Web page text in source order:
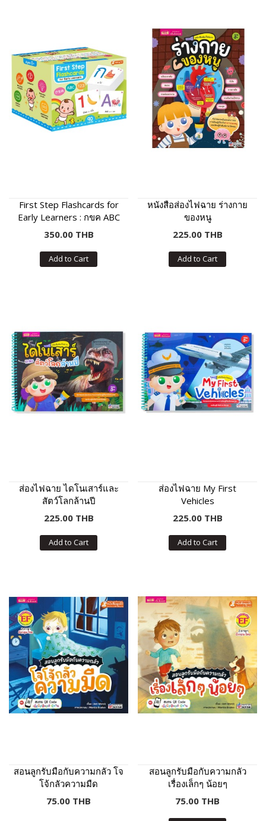
First Step Flashcards for
Early Learners : กขค ABC
123
350.00 THB
Add to Cart
หนังสือส่องไฟฉาย ร่างกาย
ของหนู
225.00 THB
Add to Cart
ส่องไฟฉาย ไดโนเสาร์และ
สัตว์โลกล้านปี
225.00 THB
Add to Cart
ส่องไฟฉาย My First
Vehicles
225.00 THB
Add to Cart
สอนลูกรับมือกับความกลัว โจ
โจ้กลัวความมืด
75.00 THB
สอนลูกรับมือกับความกลัว
เรื่องเล็กๆ น้อยๆ
75.00 THB